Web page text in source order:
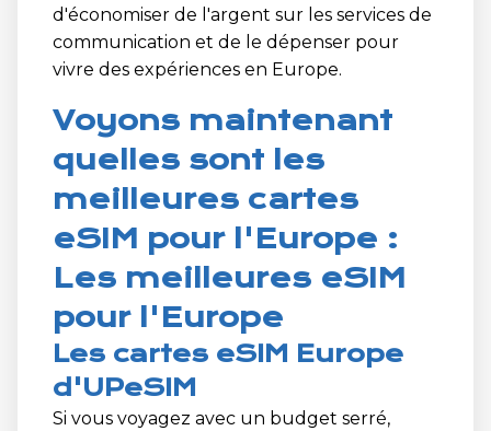
d'économiser de l'argent sur les services de
communication et de le dépenser pour
vivre des expériences en Europe.
Voyons maintenant
quelles sont les
meilleures cartes
eSIM pour l'Europe :
Les meilleures eSIM
pour l'Europe
Les cartes eSIM Europe
d'UPeSIM
Si vous voyagez avec un budget serré,